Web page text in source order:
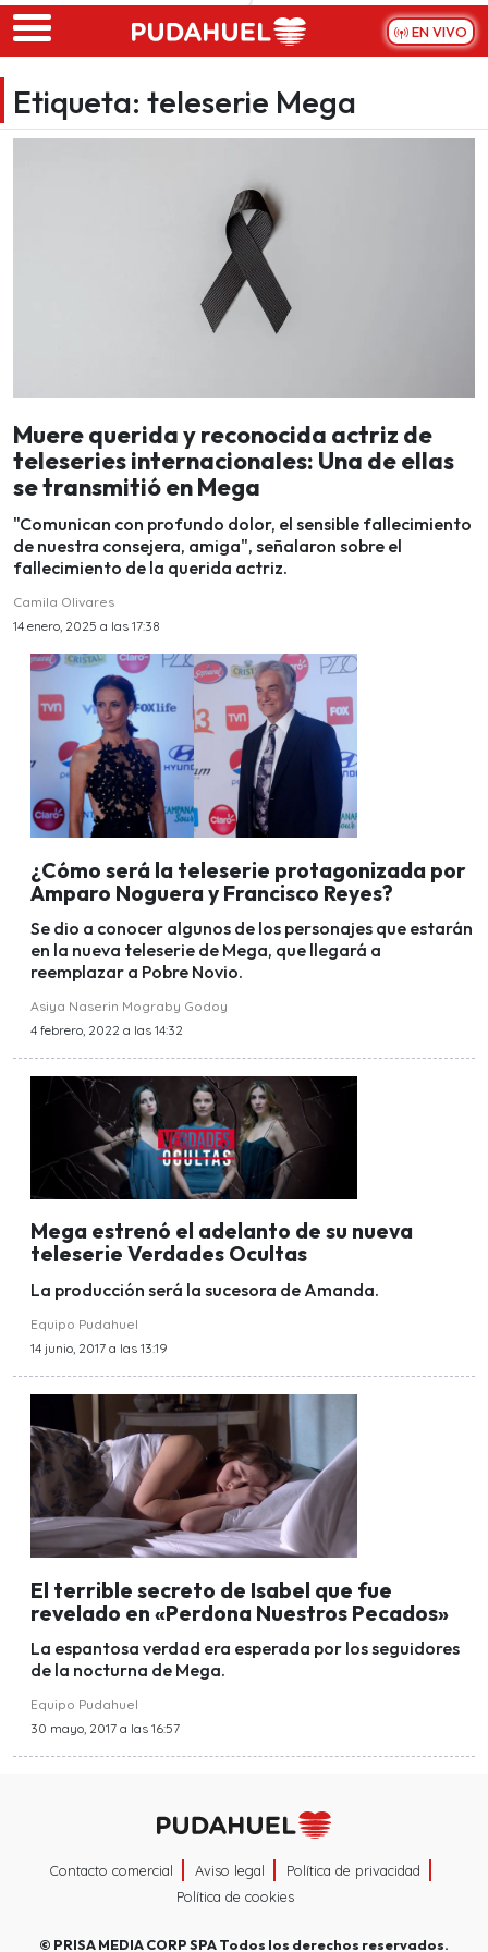
Skip to main content
EN VIVO
Etiqueta: teleserie Mega
Muere querida y reconocida actriz de
teleseries internacionales: Una de ellas
se transmitió en Mega
"Comunican con profundo dolor, el sensible fallecimiento
de nuestra consejera, amiga", señalaron sobre el
fallecimiento de la querida actriz.
Camila Olivares
14 enero, 2025 a las 17:38
¿Cómo será la teleserie protagonizada por
Amparo Noguera y Francisco Reyes?
Se dio a conocer algunos de los personajes que estarán
en la nueva teleserie de Mega, que llegará a
reemplazar a Pobre Novio.
Asiya Naserin Mograby Godoy
4 febrero, 2022 a las 14:32
Mega estrenó el adelanto de su nueva
teleserie Verdades Ocultas
La producción será la sucesora de Amanda.
Equipo Pudahuel
14 junio, 2017 a las 13:19
El terrible secreto de Isabel que fue
revelado en «Perdona Nuestros Pecados»
La espantosa verdad era esperada por los seguidores
de la nocturna de Mega.
Equipo Pudahuel
30 mayo, 2017 a las 16:57
Contacto comercial Aviso legal
Política de privacidad
Política de cookies
© PRISA MEDIA CORP SPATodos los derechos reservados.